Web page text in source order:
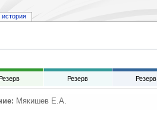
Резерв Резерв
Мякишев Е.А.
история